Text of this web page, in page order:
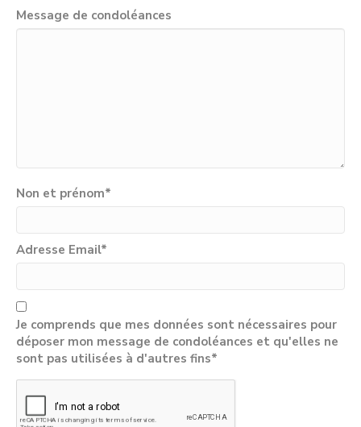
Message de condoléances
Non et prénom*
Adresse Email*
Je comprends que mes données sont nécessaires pour
déposer mon message de condoléances et qu'elles ne
sont pas utilisées à d'autres fins*